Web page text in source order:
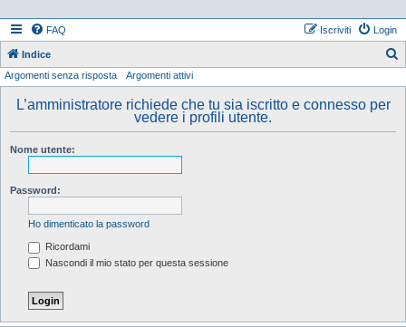
FAQ Login
Iscriviti
Indice
Argomenti senza risposta Argomenti attivi
L’amministratore richiede che tu sia iscritto e connesso per
vedere i profili utente.
Nome utente:
Password:
Ho dimenticato la password
Ricordami
Nascondi il mio stato per questa sessione